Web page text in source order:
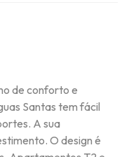
de conforto e
Santas tem fácil
A sua
O design é